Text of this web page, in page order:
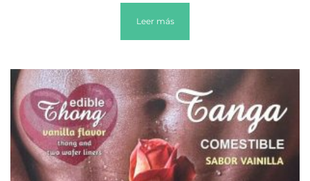
Leer más